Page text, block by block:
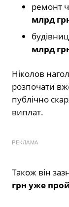
ремонт
млрд
млрд
Ніколов
розпочати
публічно
виплат.
РЕКЛАМА
Також він
грн уже